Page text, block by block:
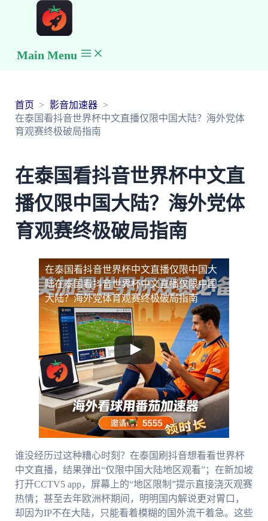
Main Menu
首页
影音加速器
在泰国看抖音世界杯中文直播仅限中国大陆？海外党体
育观赛终极破局指南
在泰国看抖音世界杯中文直
播仅限中国大陆？海外党体
育观赛终极破局指南
在泰国看抖音世界杯中文直播仅限中国大
陆在泰国看抖音世界杯中文直播仅限中国
大陆？海外党体育观赛终极破局指南
谁没经历过这种糟心时刻？在泰国刷抖音想看看世界杯
中文直播，结果弹出“仅限中国大陆地区观看”；在新加坡
打开CCTV5 app，屏幕上的“地区限制”提示直接浇灭观赛
热情；甚至去年欧洲杯期间，明明国内解说更对胃口，
却因为IP不在大陆，只能看着模糊的国外流干着急。这些